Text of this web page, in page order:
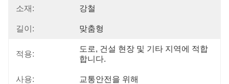
소재: 강철
길이: 맞춤형
적용:
도로, 건설 현장 및 기타 지역에 적합
합니다.
사용: 교통안전을 위해